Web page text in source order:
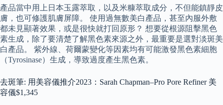
產品當中用上日本玉露萃取，以及米糠萃取成分，不但能鎮靜皮
膚，也可修護肌膚屏障。 使用過無數美白產品，甚至內服外敷
都未見顯著效果，或是很快就打回原形？ 想要從根源阻擊黑色
素生成，除了要清楚了解黑色素來源之外，最重要是選對淡斑美
白產品。 紫外線、荷爾蒙變化等因素均有可能激發黑色素細胞
（Tyrosinase）生成，導致過度產生黑色素。
去斑筆: 用美容儀推介2023：Sarah Chapman–Pro Pore Refiner 美
容儀$1,345